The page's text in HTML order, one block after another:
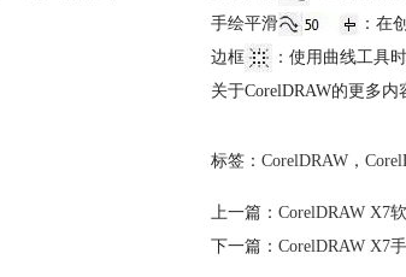
手绘平滑
：在
边框
：使用曲线工具
关于CorelDRAW的更多内
标签： CorelDRAW ，
上一篇： CorelDRAW X7
下一篇： CorelDRAW X7